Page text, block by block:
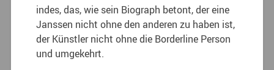
indes, das, wie sein Biograph betont, der eine
Janssen nicht ohne den anderen zu haben ist,
der Künstler nicht ohne die Borderline Person
und umgekehrt.